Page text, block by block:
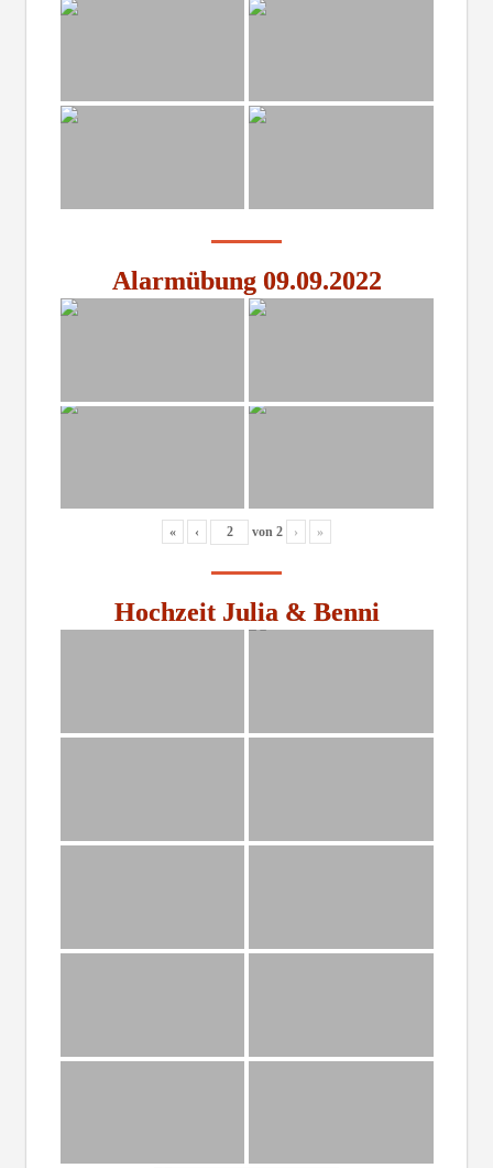
Alarmübung 09.09.2022
« ‹ von 2 › »
Hochzeit Julia & Benni